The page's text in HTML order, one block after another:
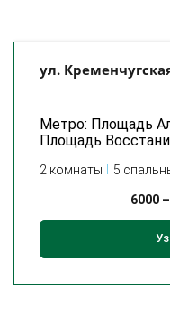
ул.
Метро: Площадь
Площадь
2 комнаты 5
6000–